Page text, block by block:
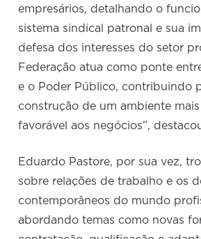
empresários, detalhando o
sistema sindical patronal e sua
defesa dos interesses do setor
Federação atua como ponte
e o Poder Público, contribuindo
construção de um ambiente
favorável aos negócios”,
Eduardo Pastore, por sua vez,
sobre relações de trabalho e os
contemporâneos do mundo
abordando temas como novas